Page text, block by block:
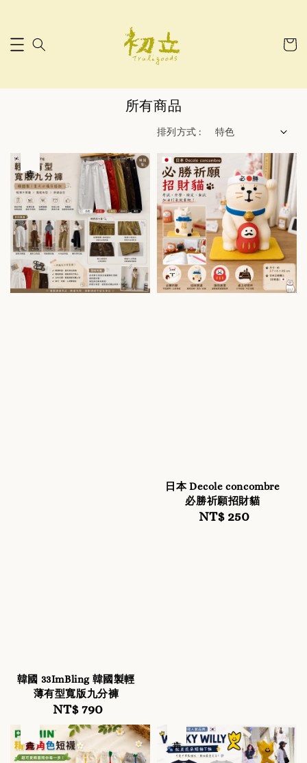
所有商品
排列方式 :
韓國 33ImBling 韓國製輕
薄有型寬版九分褲
Regular
price
NT$ 790
日本 Decole concombre
必勝祈願招財貓
Regular
NT$ 250